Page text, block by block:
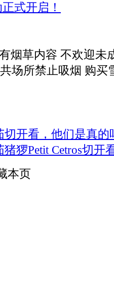
式开启！
烟草内容 不欢迎未
场所禁止吸烟 购买
切开看，他们是真的
猡Petit Cetros切开
本页